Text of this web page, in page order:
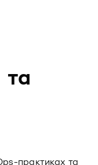
та
практиках та